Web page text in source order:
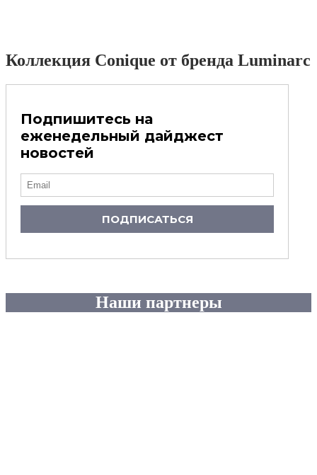
Коллекция Conique от бренда Luminarc
Подпишитесь на
еженедельный дайджест
новостей
ПОДПИСАТЬСЯ
Наши партнеры